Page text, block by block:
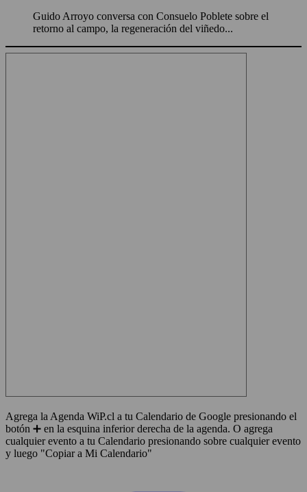
Guido Arroyo conversa con Consuelo Poblete sobre el
retorno al campo, la regeneración del viñedo...
Agrega la Agenda WiP.cl a tu Calendario de Google presionando el
botón ➕ en la esquina inferior derecha de la agenda. O agrega
cualquier evento a tu Calendario presionando sobre cualquier evento
y luego "Copiar a Mi Calendario"